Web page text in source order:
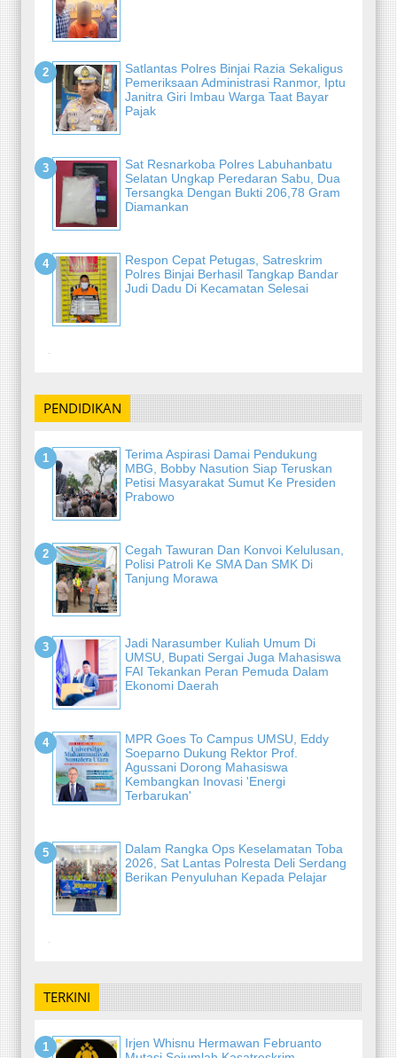
Satlantas Polres Binjai Razia Sekaligus
Pemeriksaan Administrasi Ranmor, Iptu
Janitra Giri Imbau Warga Taat Bayar
Pajak
Sat Resnarkoba Polres Labuhanbatu
Selatan Ungkap Peredaran Sabu, Dua
Tersangka Dengan Bukti 206,78 Gram
Diamankan
Respon Cepat Petugas, Satreskrim
Polres Binjai Berhasil Tangkap Bandar
Judi Dadu Di Kecamatan Selesai
-
PENDIDIKAN
Terima Aspirasi Damai Pendukung
MBG, Bobby Nasution Siap Teruskan
Petisi Masyarakat Sumut Ke Presiden
Prabowo
Cegah Tawuran Dan Konvoi Kelulusan,
Polisi Patroli Ke SMA Dan SMK Di
Tanjung Morawa
Jadi Narasumber Kuliah Umum Di
UMSU, Bupati Sergai Juga Mahasiswa
FAI Tekankan Peran Pemuda Dalam
Ekonomi Daerah
MPR Goes To Campus UMSU, Eddy
Soeparno Dukung Rektor Prof.
Agussani Dorong Mahasiswa
Kembangkan Inovasi 'Energi
Terbarukan'
Dalam Rangka Ops Keselamatan Toba
2026, Sat Lantas Polresta Deli Serdang
Berikan Penyuluhan Kepada Pelajar
-
TERKINI
Irjen Whisnu Hermawan Februanto